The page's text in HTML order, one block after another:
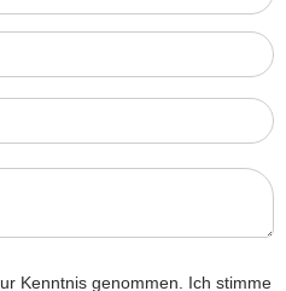
Kenntnis genommen. Ich stimme